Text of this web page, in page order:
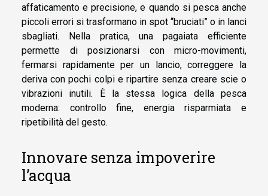
affaticamento e precisione, e quando si pesca anche
piccoli errori si trasformano in spot “bruciati” o in lanci
sbagliati. Nella pratica, una pagaiata efficiente
permette di posizionarsi con micro-movimenti,
fermarsi rapidamente per un lancio, correggere la
deriva con pochi colpi e ripartire senza creare scie o
vibrazioni inutili. È la stessa logica della pesca
moderna: controllo fine, energia risparmiata e
ripetibilità del gesto.
Innovare senza impoverire
l’acqua